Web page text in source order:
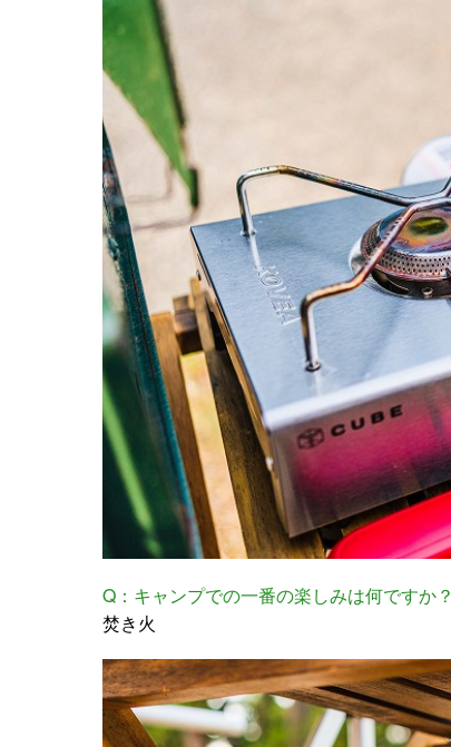
Q：キャンプでの一番の楽しみは何ですか？
焚き火